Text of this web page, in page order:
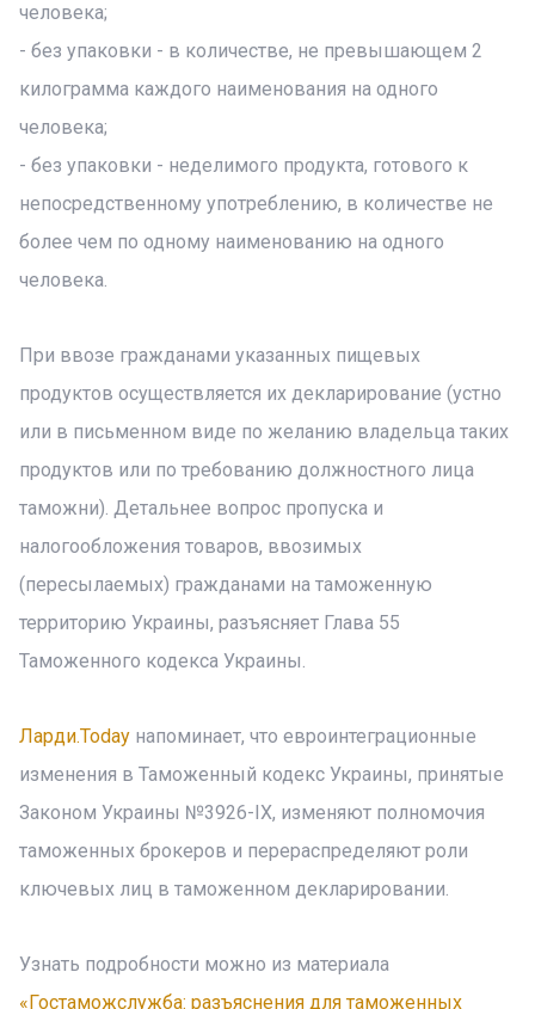
человека;
- без упаковки - в количестве, не превышающем 2
килограмма каждого наименования на одного
человека;
- без упаковки - неделимого продукта, готового к
непосредственному употреблению, в количестве не
более чем по одному наименованию на одного
человека.
При ввозе гражданами указанных пищевых
продуктов осуществляется их декларирование (устно
или в письменном виде по желанию владельца таких
продуктов или по требованию должностного лица
таможни). Детальнее вопрос пропуска и
налогообложения товаров, ввозимых
(пересылаемых) гражданами на таможенную
территорию Украины, разъясняет Глава 55
Таможенного кодекса Украины.
Ларди.Today напоминает, что евроинтеграционные
изменения в Таможенный кодекс Украины, принятые
Законом Украины №3926-IX, изменяют полномочия
таможенных брокеров и перераспределяют роли
ключевых лиц в таможенном декларировании.
Узнать подробности можно из материала
«Гостаможслужба: разъяснения для таможенных